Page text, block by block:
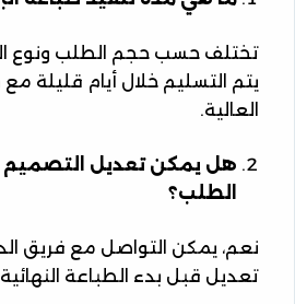
تختلف حسب حجم الطلب ونوع
يتم التسليم خلال أيام قليلة
العالية.
هل يمكن تعديل التصميم
الطلب؟
نعم، يمكن التواصل مع فريق
تعديل قبل بدء الطباعة